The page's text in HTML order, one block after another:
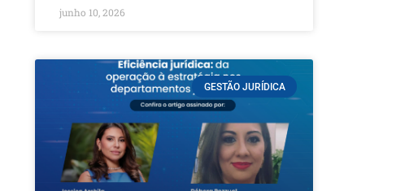
junho 10, 2026
GESTÃO JURÍDICA